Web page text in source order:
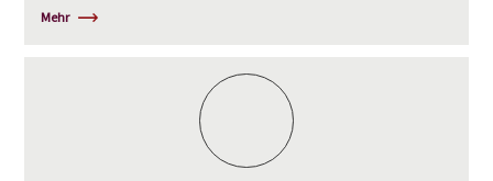
Mehr